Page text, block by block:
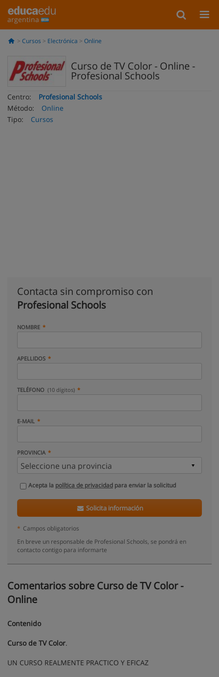
argentina
Cursos Electrónica Online
Curso de TV Color - Online -
Profesional Schools
Centro:
Profesional Schools
Método:
Online
Tipo:
Cursos
Contacta sin compromiso con
Profesional Schools
NOMBRE
APELLIDOS
TELÉFONO (10 dígitos)
E-MAIL
PROVINCIA
Acepta la política de privacidad para enviar la solicitud
Solicita información
* Campos obligatorios
En breve un responsable de Profesional Schools, se pondrá en
contacto contigo para informarte
Comentarios sobre Curso de TV Color -
Online
Contenido
Curso de TV Color.
UN CURSO REALMENTE PRACTICO Y EFICAZ